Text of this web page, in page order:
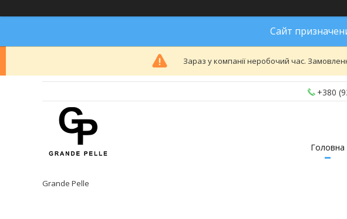
Сайт
Зараз у компанії неробочий час.
+380
Grande Pelle
Головна